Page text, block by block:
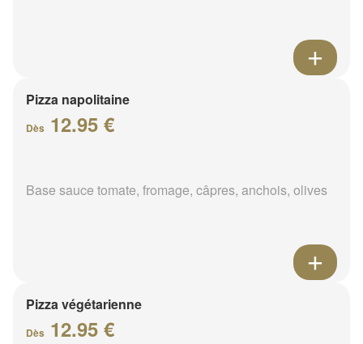
Pizza napolitaine
Dès 12.95 €
Base sauce tomate, fromage, câpres, anchois, olives
Pizza végétarienne
Dès 12.95 €